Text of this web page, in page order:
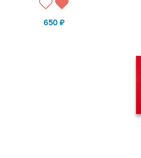
650 ₽